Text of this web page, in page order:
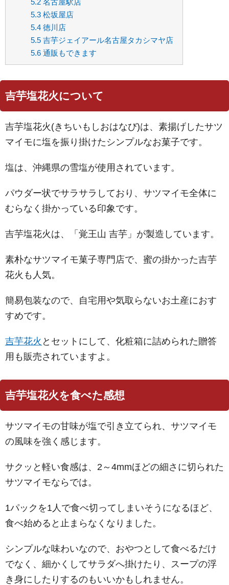
5.3松坂屋店
5.4徳川店
5.5吉芋ジェイアール名古屋タカシマヤ店
5.6通販もできます
吉芋塩花火について
吉芋塩花火(きちいもしおはなび)は、素揚げしたサツ
マイモに塩を振り掛けたシンプルなお菓子です。
塩は、沖縄県の雪塩が使用されています。
パウダー状でサラサラしており、サツマイモ全体に
むらなく掛かっている印象です。
吉芋塩花火は、「覚王山 吉芋」が製造しています。
素朴なサツマイモ菓子専門店で、蜜の掛かった吉芋
花火も人気。
簡易包装なので、自宅用や気取らないお土産におす
すめです。
吉芋花火 とセットにして、化粧箱に詰められた贈答
用も販売されていますよ。
吉芋塩花火を食べた感想
サツマイモの甘味が塩で引き立てられ、サツマイモ
の風味を強く感じます。
サクッと軽い食感は、2～4mmほどの細さに切られた
サツマイモならでは。
1パックを1人で食べ切ってしまいそうになるほど、
食べ始めると止まらなくなりました。
シンプルな味わいなので、おやつとして食べるだけ
でなく、細かくしてサラダへ掛けたり、スープの浮
き身にしたりするのもいいかもしれません。